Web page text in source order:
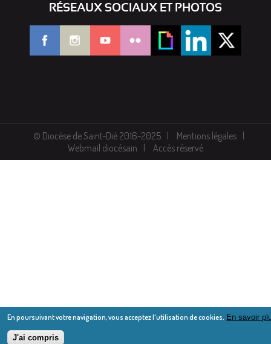
RÉSEAUX SOCIAUX ET PHOTOS
© Diocèse de Saint-Dié 2016-2025
Mentions légales
Webmail diocésain
Accès réservé
En poursuivant votre navigation, vous acceptez l'utilisation de cookies. En savoir
J'ai compris